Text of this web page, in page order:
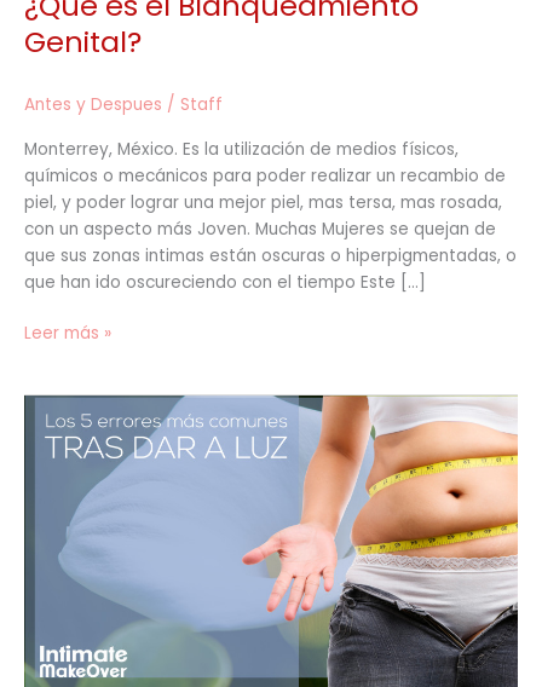
Genital?
Antes y Despues / Staff
Monterrey, México. Es la utilización de medios físicos,
químicos o mecánicos para poder realizar un recambio de
piel, y poder lograr una mejor piel, mas tersa, mas rosada,
con un aspecto más Joven. Muchas Mujeres se quejan de
que sus zonas intimas están oscuras o hiperpigmentadas, o
que han ido oscureciendo con el tiempo Este […]
Leer más »
errores
comunes